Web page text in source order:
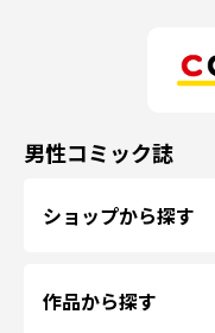
男性コミック誌
ショップから探す
作品から探す